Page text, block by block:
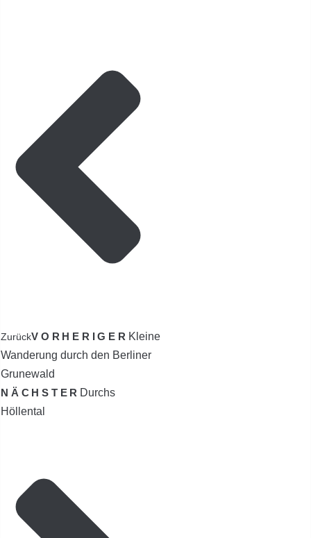
ZurückVORHERIGER Kleine
Wanderung durch den Berliner
Grunewald
NÄCHSTER Durchs
Höllental